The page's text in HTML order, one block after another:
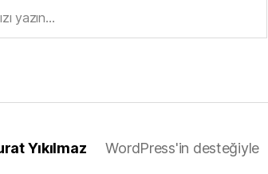
Yıkılmaz WordPress'in desteğiyle